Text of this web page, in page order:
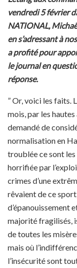
vendredi 5 février
NATIONAL,
en s’adressant à
a profité pour
le journal en
réponse.
” Or, voici les faits.
mois, par les hautes
demandé de
normalisation en
troublée ce sont les
horrifiée par
crimes d’une
rêvaient de ce
d’épanouissement
majorité fragilisés,
de toutes les
mais où
l’insécurité sont